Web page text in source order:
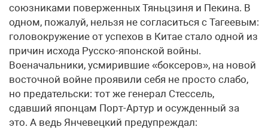
союзниками поверженных Тяньцзиня и Пекина. В
одном, пожалуй, нельзя не согласиться с Тагеевым:
головокружение от успехов в Китае стало одной из
причин исхода Русско-японской войны.
Военачальники, усмирившие «боксеров», на новой
восточной войне проявили себя не просто слабо,
но предательски: тот же генерал Стессель,
сдавший японцам Порт-Артур и осужденный за
это. А ведь Янчевецкий предупреждал: